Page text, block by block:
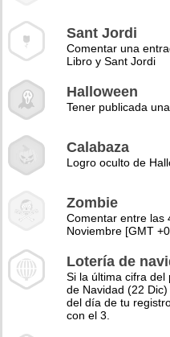
Sant Jordi
Comentar una
Libro y Sant Jordi
Halloween
Tener publicada
Calabaza
Logro oculto de
Zombie
Comentar entre las
Noviembre [GMT
Lotería de
Si la última cifra
de Navidad (22
del día de tu
con el 3.